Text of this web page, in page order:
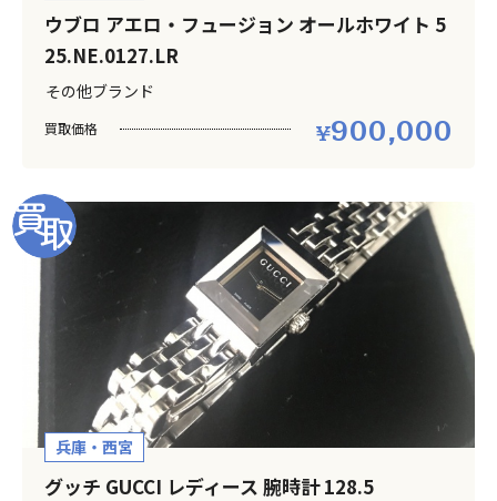
ウブロ アエロ・フュージョン オールホワイト 5
25.NE.0127.LR
その他ブランド
買取価格 900,000
兵庫・西宮
グッチ GUCCI レディース 腕時計 128.5